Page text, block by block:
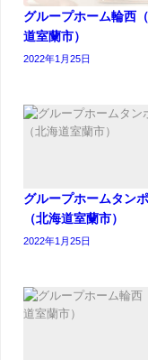
グループホーム輪西
道室蘭市）
2022年1月25日
グループホームタン
（北海道室蘭市）
2022年1月25日